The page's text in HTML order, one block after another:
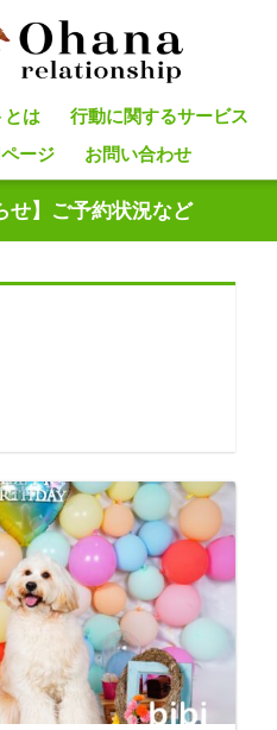
とは 行動に関するサービス
ージ
お問い合わせ
せ】ご予約状況など